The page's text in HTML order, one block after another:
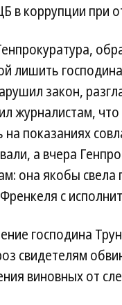
в коррупции при
лишить
закон,
журналистам,
показаниях
а вчера
она якобы свела
с
господина
свидетелям
виновных от